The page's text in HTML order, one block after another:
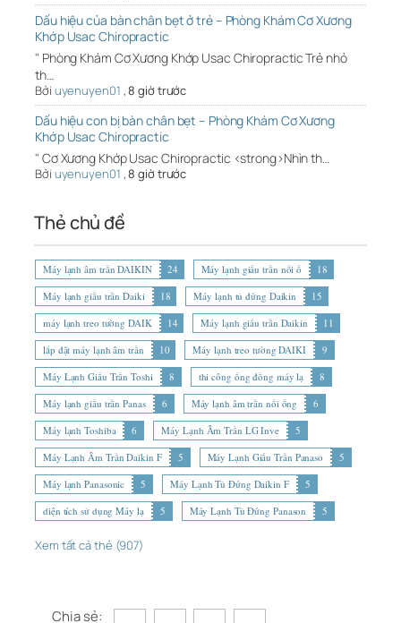
Dấu hiệu của bàn chân bẹt ở trẻ – Phòng Khám Cơ Xương
Khớp Usac Chiropractic
" Phòng Khám Cơ Xương Khớp Usac Chiropractic Trẻ nhỏ
th…
Bởi uyenuyen01 ,8 giờ trước
Dấu hiệu con bị bàn chân bẹt – Phòng Khám Cơ Xương
Khớp Usac Chiropractic
" Cơ Xương Khớp Usac Chiropractic <strong>Nhìn th…
Bởi uyenuyen01 ,8 giờ trước
Thẻ chủ đề
Máy lạnh âm trần DAIKIN 24 Máy lạnh giấu trần nối ố
18
Máy lạnh giấu trần Daiki
18 Máy lạnh tủ đứng Daikin
15
máy lạnh treo tường DAIK
14 Máy lạnh giấu trần Daikin
11
lắp đặt máy lạnh âm trần
10 Máy lạnh treo tường DAIKI
9
Máy Lạnh Giấu Trần Toshi
8 thi công ống đồng máy lạ
8
Máy lạnh giấu trần Panas
6 Máy lạnh âm trần nối ống
6
Máy lạnh Toshiba
6 Máy Lạnh Âm Trần LG Inve
5
Máy Lạnh Âm Trần Daikin F
5 Máy Lạnh Giấu Trần Panaso
5
Máy lạnh Panasonic
5 Máy Lạnh Tủ Đứng Daikin F
5
diện tích sử dụng Máy lạ
5 Máy Lạnh Tủ Đứng Panason 5
Xem tất cả thẻ (907)
Chia sẻ: